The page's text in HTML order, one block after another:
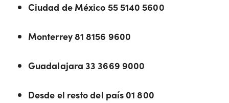
Ciudad de México 55 5140 5600
Monterrey 81 8156 9600
Guadalajara 33 3669 9000
Desde el resto del país 01 800